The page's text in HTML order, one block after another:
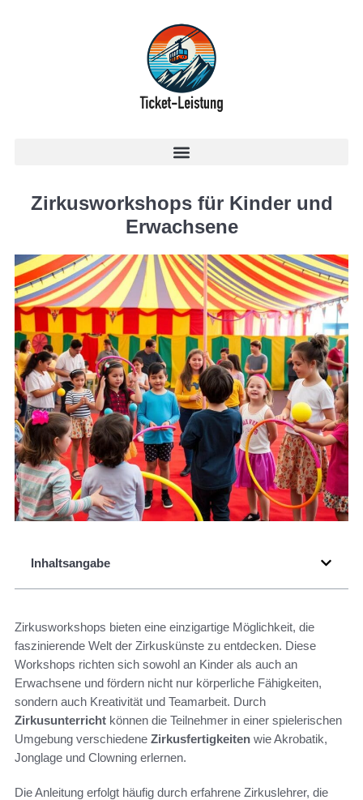
Zirkusworkshops für Kinder und
Erwachsene
Inhaltsangabe
Zirkusworkshops bieten eine einzigartige Möglichkeit, die
faszinierende Welt der Zirkuskünste zu entdecken. Diese
Workshops richten sich sowohl an Kinder als auch an
Erwachsene und fördern nicht nur körperliche Fähigkeiten,
sondern auch Kreativität und Teamarbeit. Durch
Zirkusunterricht können die Teilnehmer in einer spielerischen
Umgebung verschiedene Zirkusfertigkeiten wie Akrobatik,
Jonglage und Clowning erlernen.
Die Anleitung erfolgt häufig durch erfahrene Zirkuslehrer, die